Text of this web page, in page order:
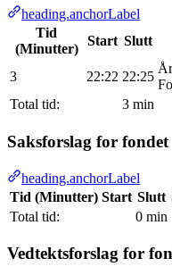
heading.anchorLabel
Tid
(Minutter)
Start Slutt
3
22:22 22:25
Total tid:
3 min
Saksforslag for fondet
heading.anchorLabel
Tid (Minutter) Start Slutt
Total tid:
0 min
Vedtektsforslag for